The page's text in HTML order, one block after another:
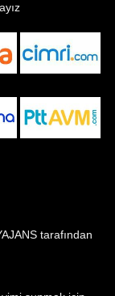
tarafından